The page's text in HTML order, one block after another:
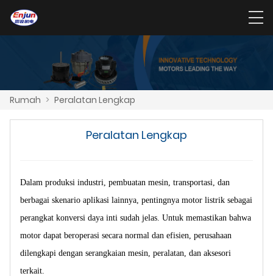
Rumah > Peralatan Lengkap
Peralatan Lengkap
Dalam produksi industri, pembuatan mesin, transportasi, dan
berbagai skenario aplikasi lainnya, pentingnya motor listrik sebagai
perangkat konversi daya inti sudah jelas. Untuk memastikan bahwa
motor dapat beroperasi secara normal dan efisien, perusahaan
dilengkapi dengan serangkaian mesin, peralatan, dan aksesori
terkait.